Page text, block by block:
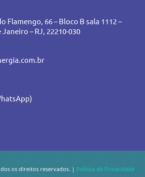
Flamengo, 66 – Bloco B sala 1112 –
– RJ, 22210-030
os direitos reservados. | Política de Privacidade